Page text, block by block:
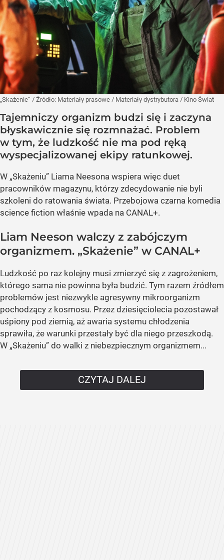
„Skażenie” / Źródło: Materiały prasowe / Materiały dystrybutora / Kino Świat
Tajemniczy organizm budzi się i zaczyna
błyskawicznie się rozmnażać. Problem
w tym, że ludzkość nie ma pod ręką
wyspecjalizowanej ekipy ratunkowej.
W „Skażeniu” Liama Neesona wspiera więc duet
pracowników magazynu, którzy zdecydowanie nie byli
szkoleni do ratowania świata. Przebojowa czarna komedia
science fiction właśnie wpada na CANAL+.
Liam Neeson walczy z zabójczym
organizmem. „Skażenie” w CANAL+
Ludzkość po raz kolejny musi zmierzyć się z zagrożeniem,
którego sama nie powinna była budzić. Tym razem źródłem
problemów jest niezwykle agresywny mikroorganizm
pochodzący z kosmosu. Przez dziesięciolecia pozostawał
uśpiony pod ziemią, aż awaria systemu chłodzenia
sprawiła, że warunki przestały być dla niego przeszkodą.
W „Skażeniu” do walki z niebezpiecznym organizmem...
CZYTAJ DALEJ